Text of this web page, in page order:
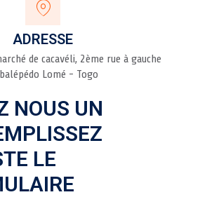
ADRESSE
de cacavéli, 2ème rue à gauche
Lomé - Togo
NOUS UN
LE